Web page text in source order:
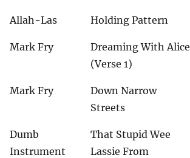
Allah-Las Holding Pattern
Mark Fry
Dreaming With Alice
(Verse 1)
Mark Fry
Down Narrow
Streets
Dumb
Instrument
That Stupid Wee
Lassie From